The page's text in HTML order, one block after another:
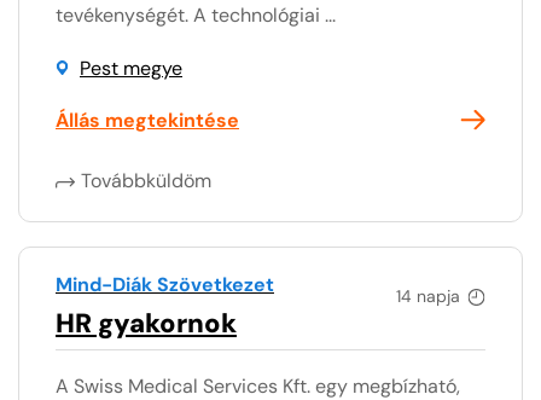
tevékenységét. A technológiai ...
Pest megye
Állás megtekintése
Továbbküldöm
14 napja
Mind-Diák Szövetkezet
HR gyakornok
A Swiss Medical Services Kft. egy megbízható,